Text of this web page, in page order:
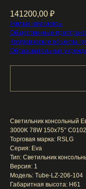
141200,00 ₽
Жилые комплексы
Общественные
Коммерческие объекты:
Образовательные
Светильник консольный
3000K 78W 150x75°
Торговая марка: RSLG
Серия: Eva
Тип: Светильник
Версия: 1
Модель: Tube-LZ-206-104
Габаритная высота: H61